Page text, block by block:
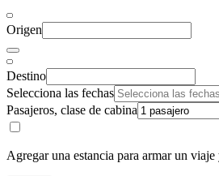
Origen
Destino
Selecciona las fechas
Pasajeros, clase de cabina
Agregar una estancia para armar un